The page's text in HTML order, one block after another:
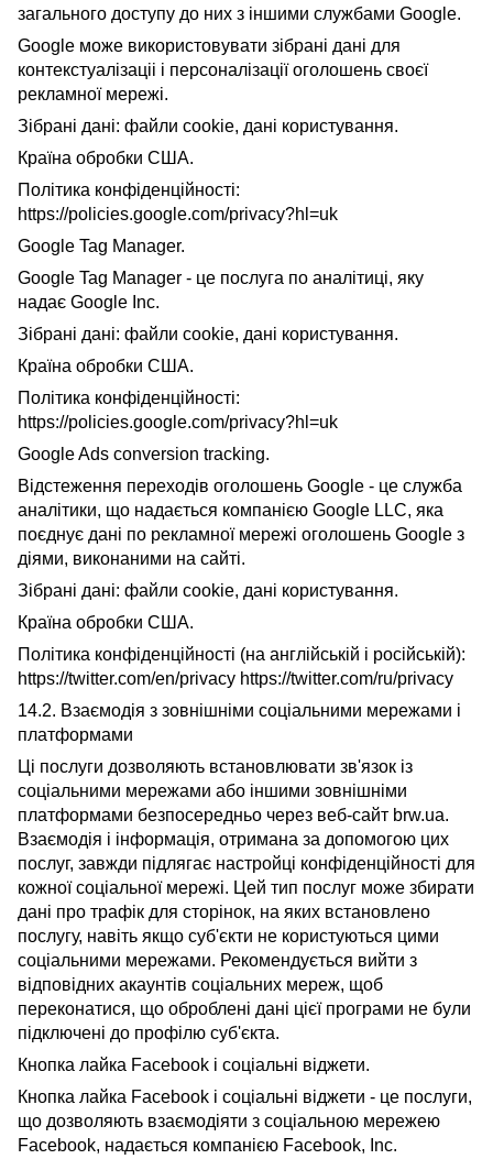
загального доступу до них з іншими службами Google.
Google може використовувати зібрані дані для
контекстуалізаціі і персоналізації оголошень своєї
рекламної мережі.
Зібрані дані: файли cookie, дані користування.
Країна обробки США.
Політика конфіденційності:
https://policies.google.com/privacy?hl=uk
Google Tag Manager.
Google Tag Manager - це послуга по аналітиці, яку
надає Google Inc.
Зібрані дані: файли cookie, дані користування.
Країна обробки США.
Політика конфіденційності:
https://policies.google.com/privacy?hl=uk
Google Ads conversion tracking.
Відстеження переходів оголошень Google - це служба
аналітики, що надається компанією Google LLC, яка
поєднує дані по рекламної мережі оголошень Google з
діями, виконаними на сайті.
Зібрані дані: файли cookie, дані користування.
Країна обробки США.
Політика конфіденційності (на англійській і російській):
https://twitter.com/en/privacy https://twitter.com/ru/privacy
14.2. Взаємодія з зовнішніми соціальними мережами і
платформами
Ці послуги дозволяють встановлювати зв'язок із
соціальними мережами або іншими зовнішніми
платформами безпосередньо через веб-сайт brw.ua.
Взаємодія і інформація, отримана за допомогою цих
послуг, завжди підлягає настройці конфіденційності для
кожної соціальної мережі. Цей тип послуг може збирати
дані про трафік для сторінок, на яких встановлено
послугу, навіть якщо суб'єкти не користуються цими
соціальними мережами. Рекомендується вийти з
відповідних акаунтів соціальних мереж, щоб
переконатися, що оброблені дані цієї програми не були
підключені до профілю суб'єкта.
Кнопка лайка Facebook і соціальні віджети.
Кнопка лайка Facebook і соціальні віджети - це послуги,
що дозволяють взаємодіяти з соціальною мережею
Facebook, надається компанією Facebook, Inc.